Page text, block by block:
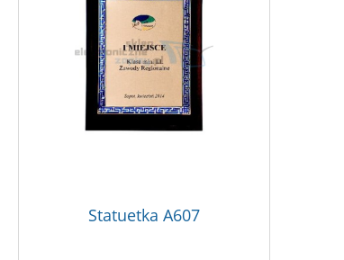
Statuetka A607